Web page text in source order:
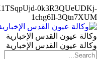
0k3R3QUeUDKj-
1chg6Il-3Qtn7XUM
وكالة عيون القدس الإخبارية
وكالة عيون القدس الإخبارية